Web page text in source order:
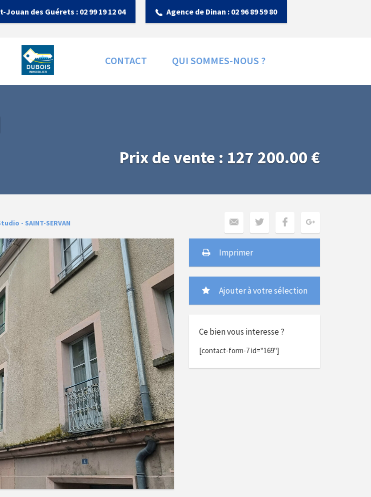
Jouan des Guérets : 02 99 19 12 04 Agence de Dinan : 02 96 89 59 80
ACCUEIL CONTACT QUI SOMMES-NOUS ?
Prix de vente : 127 200.00 €
- SAINT-SERVAN
Imprimer
Ajouter à votre sélection
Ce bien vous interesse ?
[contact-form-7 id="169"]